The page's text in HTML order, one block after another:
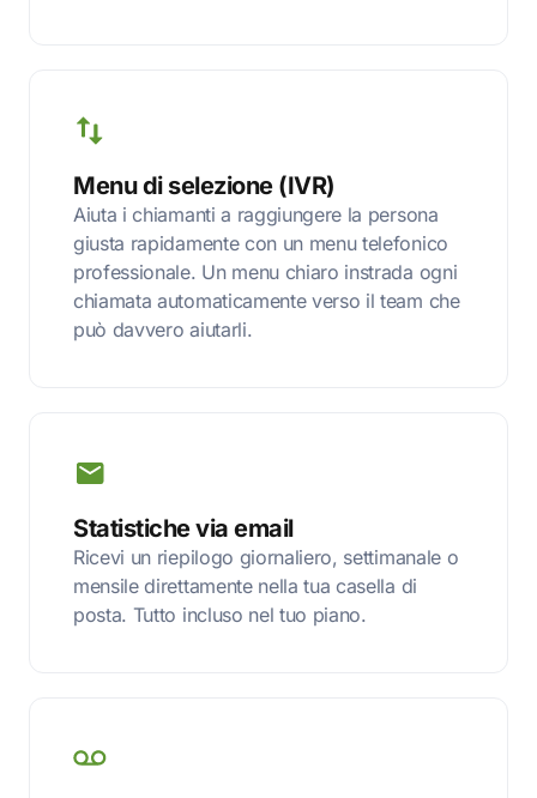
Menu di selezione (IVR)
Aiuta i chiamanti a raggiungere la persona
giusta rapidamente con un menu telefonico
professionale. Un menu chiaro instrada ogni
chiamata automaticamente verso il team che
può davvero aiutarli.
Statistiche via email
Ricevi un riepilogo giornaliero, settimanale o
mensile direttamente nella tua casella di
posta. Tutto incluso nel tuo piano.